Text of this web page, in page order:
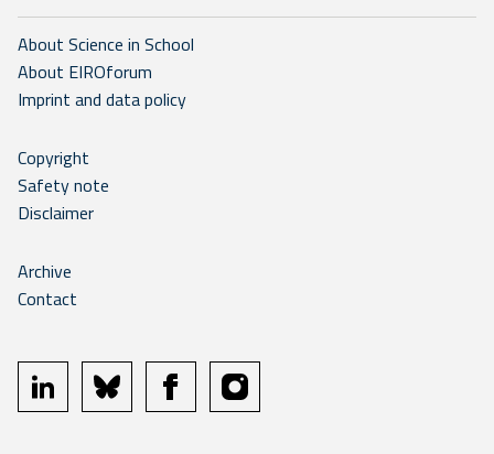
About Science in School
About EIROforum
Imprint and data policy
Copyright
Safety note
Disclaimer
Archive
Contact
linkedin bluesky facebookinstagram